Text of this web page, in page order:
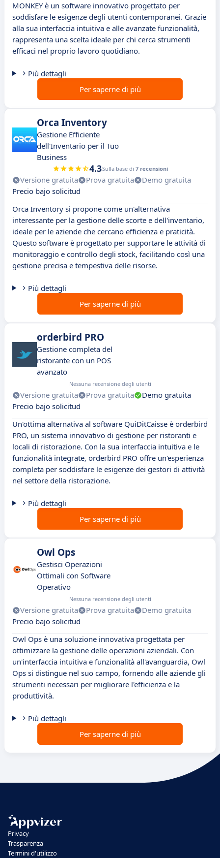
MONKEY è un software innovativo progettato per
soddisfare le esigenze degli utenti contemporanei. Grazie
alla sua interfaccia intuitiva e alle avanzate funzionalità,
rappresenta una scelta ideale per chi cerca strumenti
efficaci nel proprio lavoro quotidiano.
Più dettagli
Per saperne di più
Orca Inventory
Gestione Efficiente
dell'Inventario per il Tuo
Business
4.3Sulla base di 7 recensioni
Versione gratuita Prova gratuita
Demo gratuita
Precio bajo solicitud
Orca Inventory si propone come un'alternativa
interessante per la gestione delle scorte e dell'inventario,
ideale per le aziende che cercano efficienza e praticità.
Questo software è progettato per supportare le attività di
monitoraggio e controllo degli stock, facilitando così una
gestione precisa e tempestiva delle risorse.
Più dettagli
Per saperne di più
orderbird PRO
Gestione completa del
ristorante con un POS
avanzato
Nessuna recensione degli utenti
Versione gratuita Prova gratuita
Demo gratuita
Precio bajo solicitud
Un'ottima alternativa al software QuiDitCaisse è orderbird
PRO, un sistema innovativo di gestione per ristoranti e
locali di ristorazione. Con la sua interfaccia intuitiva e le
funzionalità integrate, orderbird PRO offre un'esperienza
completa per soddisfare le esigenze dei gestori di attività
nel settore della ristorazione.
Più dettagli
Per saperne di più
Owl Ops
Gestisci Operazioni
Ottimali con Software
Operativo
Nessuna recensione degli utenti
Versione gratuita Prova gratuita
Demo gratuita
Precio bajo solicitud
Owl Ops è una soluzione innovativa progettata per
ottimizzare la gestione delle operazioni aziendali. Con
un'interfaccia intuitiva e funzionalità all'avanguardia, Owl
Ops si distingue nel suo campo, fornendo alle aziende gli
strumenti necessari per migliorare l'efficienza e la
produttività.
Più dettagli
Per saperne di più
Privacy
Trasparenza
Termini d'utilizzo